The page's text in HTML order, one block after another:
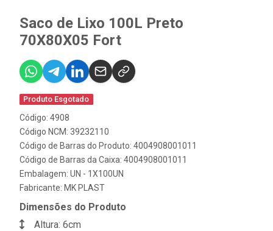
Saco de Lixo 100L Preto
70X80X05 Fort
Produto Esgotado
Código: 4908
Código NCM: 39232110
Código de Barras do Produto: 4004908001011
Código de Barras da Caixa: 4004908001011
Embalagem: UN - 1X100UN
Fabricante: MK PLAST
Dimensões do Produto
Altura: 6cm